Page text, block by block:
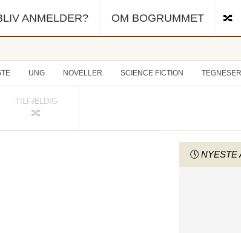
ANMELDER? OM BOGRUMMET
UNG NOVELLER SCIENCE FICTION
TILFÆLDIG
NYESTE